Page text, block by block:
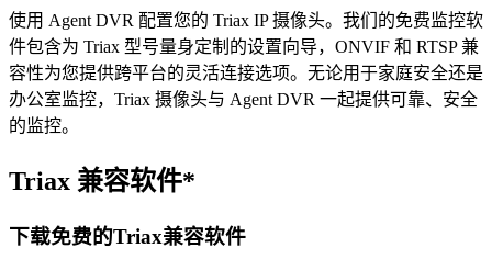
使用 Agent DVR 配置您的 Triax IP 摄像头。我们的免费监控软
件包含为 Triax 型号量身定制的设置向导，ONVIF 和 RTSP 兼
容性为您提供跨平台的灵活连接选项。无论用于家庭安全还是
办公室监控，Triax 摄像头与 Agent DVR 一起提供可靠、安全
的监控。
Triax 兼容软件*
下载免费的Triax兼容软件